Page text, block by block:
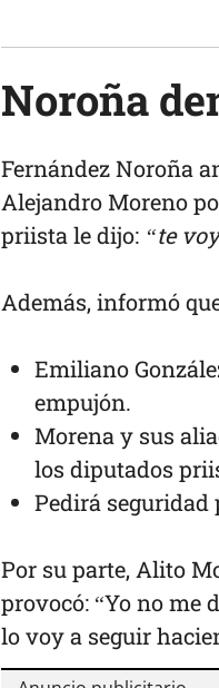
Noroña
Fernández Noroña
Alejandro Moreno
priista le dijo: “te
Además, informó
Emiliano
empujón.
Morena y sus
los diputados
Pedirá seguridad
Por su parte, Alito
provocó: “Yo no me
lo voy a seguir